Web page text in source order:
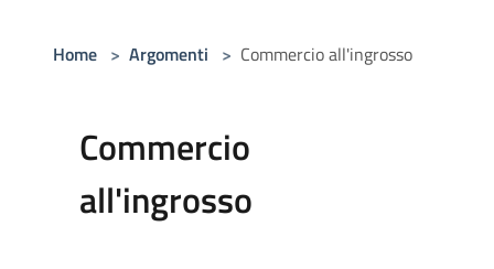
Home > Argomenti > Commercio all'ingrosso
Commercio
all'ingrosso